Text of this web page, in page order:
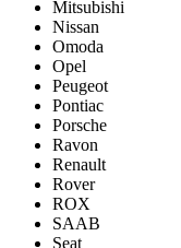
Mitsubishi
Nissan
Omoda
Opel
Peugeot
Pontiac
Porsсhe
Ravon
Renault
Rover
ROX
SAAB
Seat